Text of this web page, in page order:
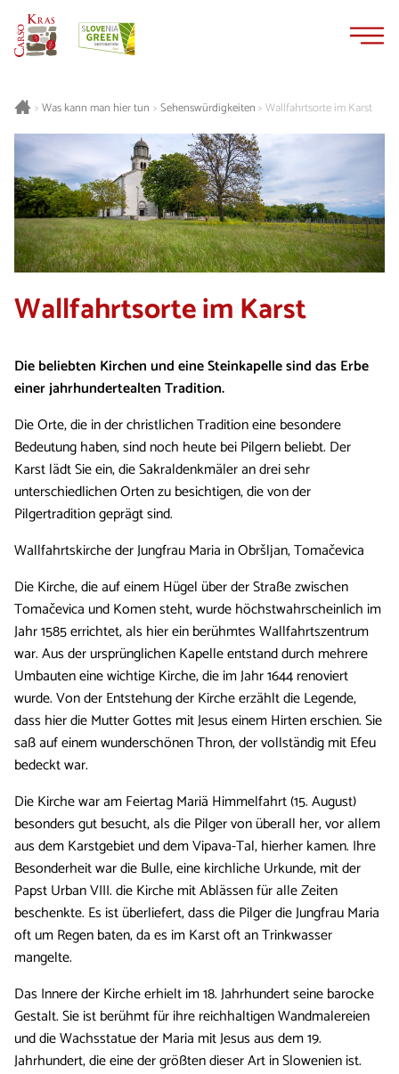
>Was kann man hier tun > Sehenswürdigkeiten >Wallfahrtsorte im Karst
Wallfahrtsorte im Karst
Die beliebten Kirchen und eine Steinkapelle sind das Erbe
einer jahrhundertealten Tradition.
Die Orte, die in der christlichen Tradition eine besondere
Bedeutung haben, sind noch heute bei Pilgern beliebt. Der
Karst lädt Sie ein, die Sakraldenkmäler an drei sehr
unterschiedlichen Orten zu besichtigen, die von der
Pilgertradition geprägt sind.
Wallfahrtskirche der Jungfrau Maria in Obršljan, Tomačevica
Die Kirche, die auf einem Hügel über der Straße zwischen
Tomačevica und Komen steht, wurde höchstwahrscheinlich im
Jahr 1585 errichtet, als hier ein berühmtes Wallfahrtszentrum
war. Aus der ursprünglichen Kapelle entstand durch mehrere
Umbauten eine wichtige Kirche, die im Jahr 1644 renoviert
wurde. Von der Entstehung der Kirche erzählt die Legende,
dass hier die Mutter Gottes mit Jesus einem Hirten erschien. Sie
saß auf einem wunderschönen Thron, der vollständig mit Efeu
bedeckt war.
Die Kirche war am Feiertag Mariä Himmelfahrt (15. August)
besonders gut besucht, als die Pilger von überall her, vor allem
aus dem Karstgebiet und dem Vipava-Tal, hierher kamen. Ihre
Besonderheit war die Bulle, eine kirchliche Urkunde, mit der
Papst Urban VIII. die Kirche mit Ablässen für alle Zeiten
beschenkte. Es ist überliefert, dass die Pilger die Jungfrau Maria
oft um Regen baten, da es im Karst oft an Trinkwasser
mangelte.
Das Innere der Kirche erhielt im 18. Jahrhundert seine barocke
Gestalt. Sie ist berühmt für ihre reichhaltigen Wandmalereien
und die Wachsstatue der Maria mit Jesus aus dem 19.
Jahrhundert, die eine der größten dieser Art in Slowenien ist.